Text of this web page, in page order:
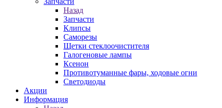
Назад
Запчасти
Клипсы
Саморезы
Щетки стеклоочистителя
Галогеновые лампы
Ксенон
Противотуманные фары, ходовые огни
Светодиоды
Акции
Информация